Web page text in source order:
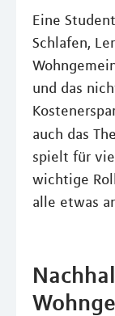
Eine
Schlafen,
und das
auch das
spielt für
wichtige
alle etwas